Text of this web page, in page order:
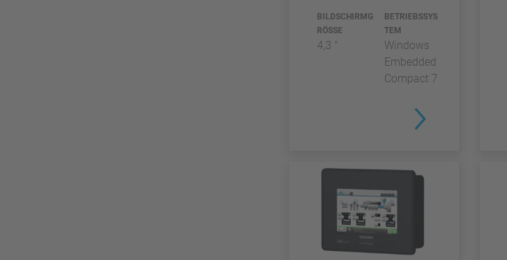
BILDSCHIRMG
RÖSSE
4,3 "
BETRIEBSSYS
TEM
Windows
Embedded
Compact 7